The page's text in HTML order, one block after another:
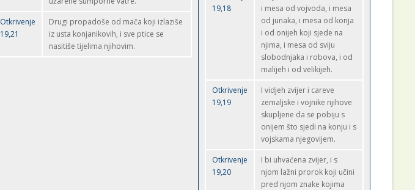
Otkrivenje
19,21
Drugi propadoše od mača koji izlaziše
iz usta konjanikovih, i sve ptice se
nasitiše tijelima njihovim.
19,18
i mesa od vojvoda, i mesa
od junaka, i mesa od konja
i od onijeh koji sjede na
njima, i mesa od sviju
slobodnjaka i robova, i od
malijeh i od velikijeh.
Otkrivenje
19,19
I vidjeh zvijer i careve
zemaljske i vojnike njihove
skupljene da se pobiju s
onijem što sjedi na konju i s
vojskama njegovijem.
Otkrivenje
19,20
I bi uhvaćena zvijer, i s
njom lažni prorok koji učini
pred njom znake kojima